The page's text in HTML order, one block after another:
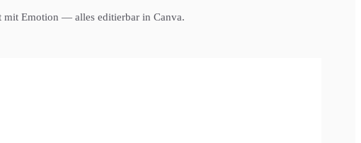
mit Emotion — alles editierbar in Canva.